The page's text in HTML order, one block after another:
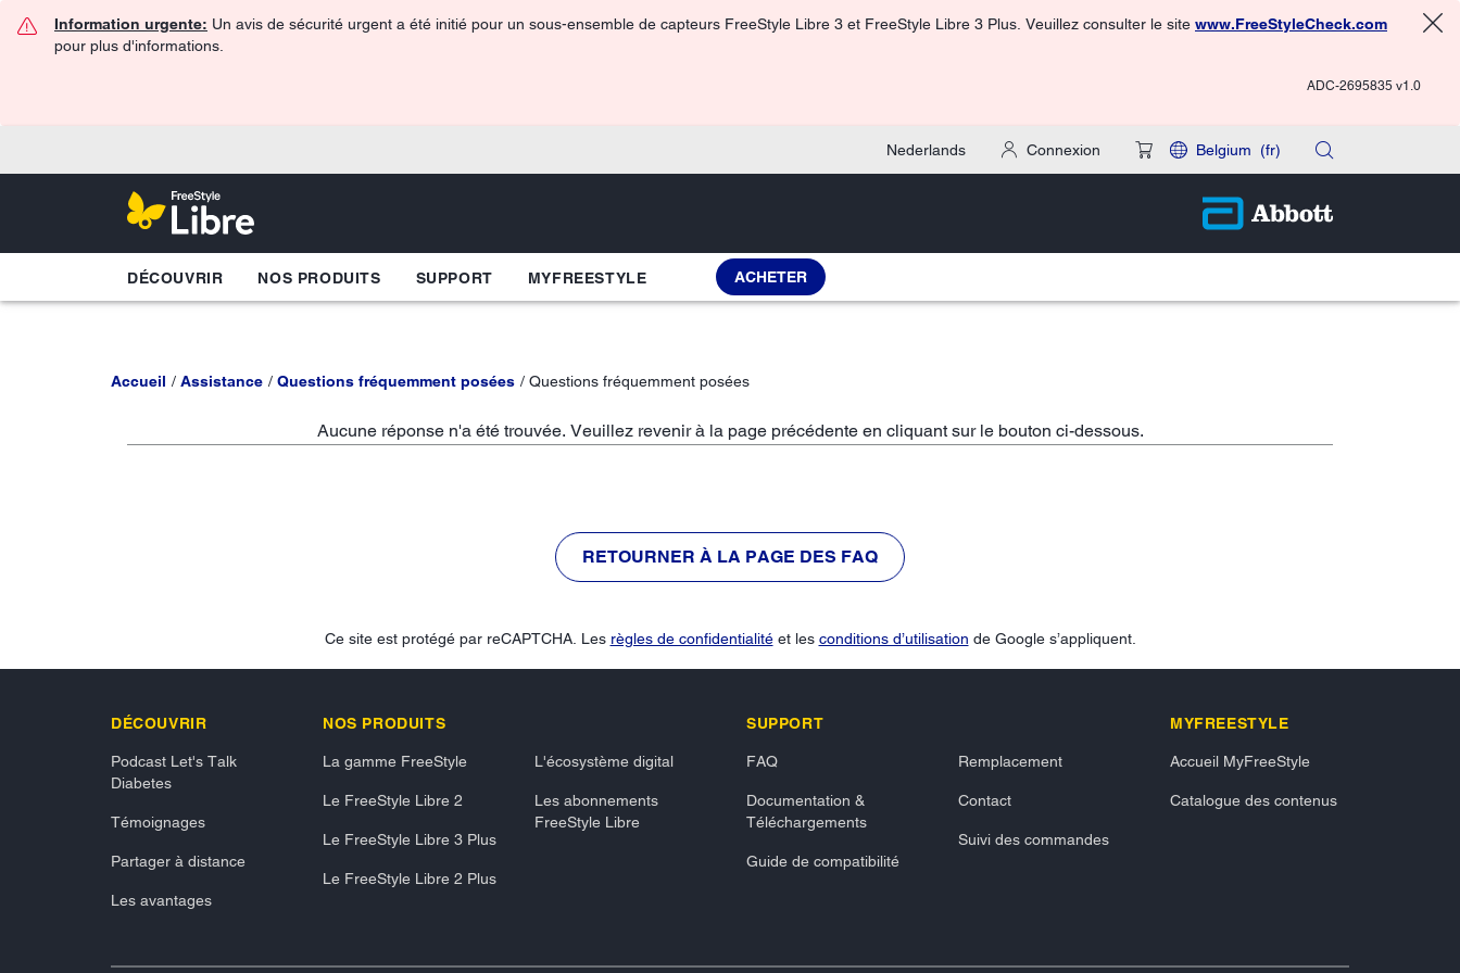
Information urgente: Un avis de sécurité urgent a été initié pour un sous-ensemble de capteurs FreeStyle Libre 3 et FreeStyle Libre 3 Plus. Veuillez consulter le site www.FreeStyleCheck.com
pour plus d'informations.
ADC-2695835 v1.0
Nederlands Connexion Belgium (fr)
DÉCOUVRIR NOS PRODUITS SUPPORT MYFREESTYLE ACHETER
Accueil Assistance Questions fréquemment posées Questions fréquemment posées
Aucune réponse n'a été trouvée. Veuillez revenir à la page précédente en cliquant sur le bouton ci-dessous.
RETOURNER À LA PAGE DES FAQ
Ce site est protégé par reCAPTCHA. Les règles de confidentialitéet les conditions d’utilisation de Google s’appliquent.
DÉCOUVRIR
Podcast Let's Talk
Diabetes
Témoignages
Partager à distance
Les avantages
NOS PRODUITS
La gamme FreeStyle
Le FreeStyle Libre 2
Le FreeStyle Libre 3 Plus
Le FreeStyle Libre 2 Plus
L'écosystème digital
Les abonnements
FreeStyle Libre
SUPPORT
FAQ
Documentation &
Téléchargements
Guide de compatibilité
Remplacement
Contact
Suivi des commandes
MYFREESTYLE
Accueil MyFreeStyle
Catalogue des contenus